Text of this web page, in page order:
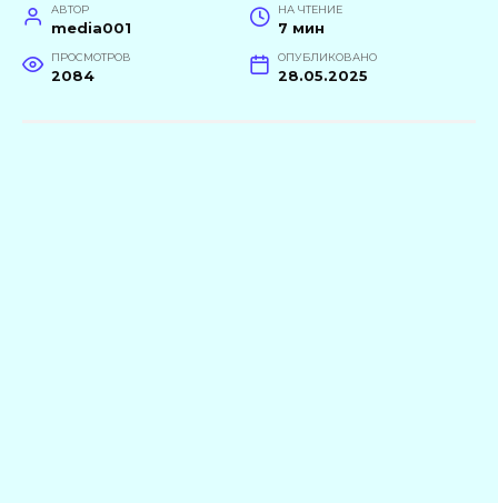
АВТОР
media001
НА ЧТЕНИЕ
7 мин
ПРОСМОТРОВ
2084
ОПУБЛИКОВАНО
28.05.2025